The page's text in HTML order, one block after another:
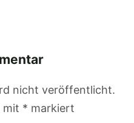
nicht veröffentlicht.
mit * markiert